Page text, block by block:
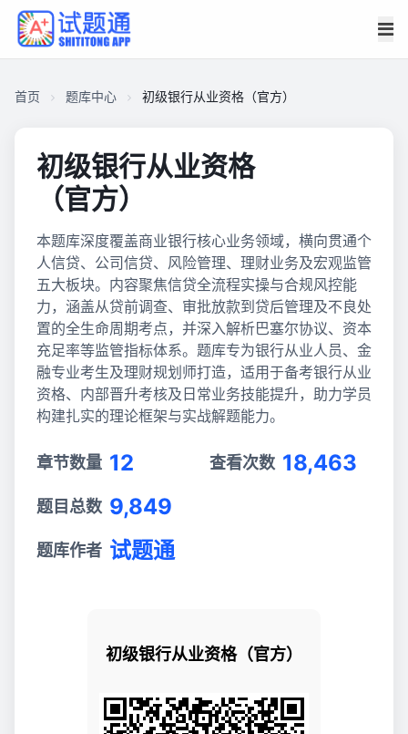
首页 题库中心 初级银行从业资格（官方）
初级银行从业资格
（官方）
本题库深度覆盖商业银行核心业务领域，横向贯通个
人信贷、公司信贷、风险管理、理财业务及宏观监管
五大板块。内容聚焦信贷全流程实操与合规风控能
力，涵盖从贷前调查、审批放款到贷后管理及不良处
置的全生命周期考点，并深入解析巴塞尔协议、资本
充足率等监管指标体系。题库专为银行从业人员、金
融专业考生及理财规划师打造，适用于备考银行从业
资格、内部晋升考核及日常业务技能提升，助力学员
构建扎实的理论框架与实战解题能力。
章节数量 12 查看次数 18,463
题目总数 9,849
题库作者 试题通